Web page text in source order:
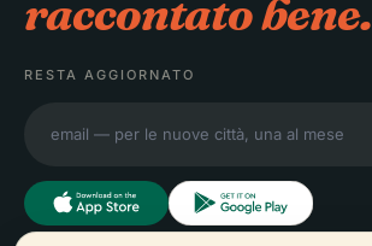
raccontato bene.
RESTA AGGIORNATO